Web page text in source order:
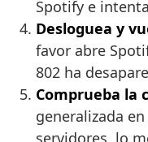
Spotify e
Desloguea y
favor abre
802 ha
Comprueba la
generalizada